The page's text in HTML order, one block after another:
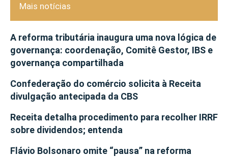
Mais notícias
A reforma tributária inaugura uma nova lógica de
governança: coordenação, Comitê Gestor, IBS e
governança compartilhada
Confederação do comércio solicita à Receita
divulgação antecipada da CBS
Receita detalha procedimento para recolher IRRF
sobre dividendos; entenda
Flávio Bolsonaro omite “pausa” na reforma